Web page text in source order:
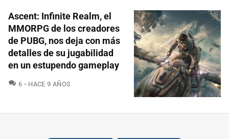
Ascent: Infinite Realm, el
MMORPG de los creadores
de PUBG, nos deja con más
detalles de su jugabilidad
en un estupendo gameplay
6 COMENTARIOS
HACE 9 AÑOS